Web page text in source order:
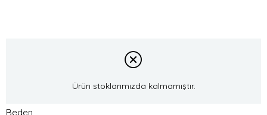
Ürün stoklarımızda kalmamıştır.
Beden